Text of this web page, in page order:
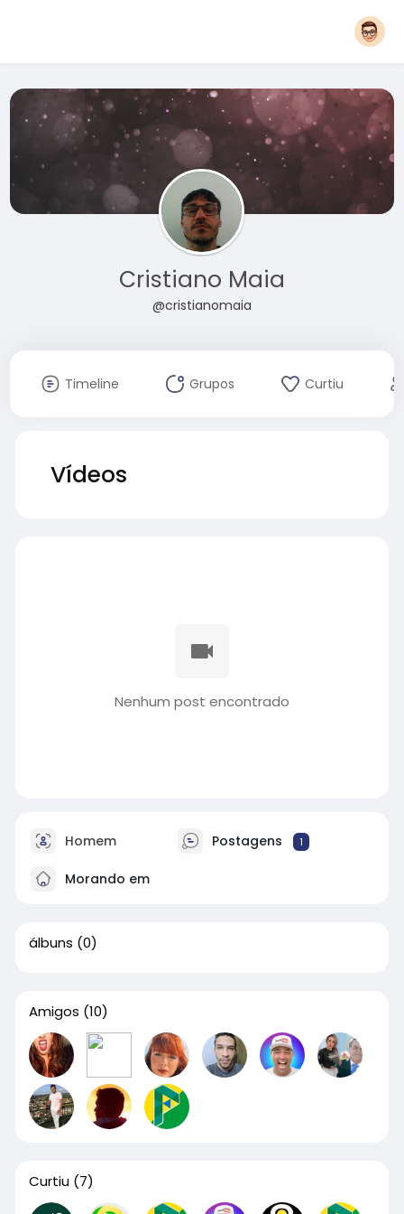
Cristiano Maia
@cristianomaia
Timeline Grupos Curtiu
Vídeos
Nenhum post encontrado
Homem Postagens 1
Morando em
álbuns (0)
Amigos (10)
Curtiu (7)